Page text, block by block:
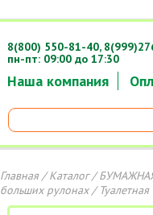
Наша компания
8(800) 550-81-40,
пн-пт: 09:00 до 17:30
Главная/Каталог/
больших рулонах/ Туалетная